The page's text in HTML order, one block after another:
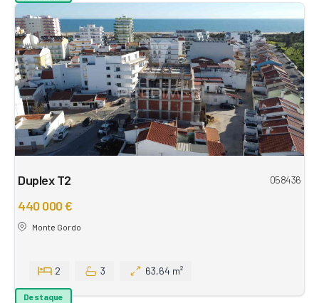
Duplex T2 058436
440 000 €
Monte Gordo
2 3 63,64 m²
Destaque